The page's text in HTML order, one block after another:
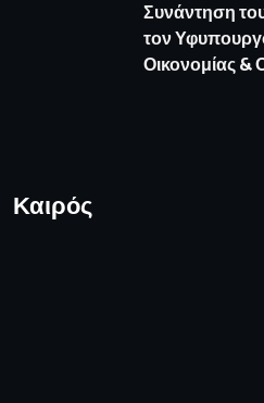
Συνάντηση
τον
Οικονομίας &
Καιρός